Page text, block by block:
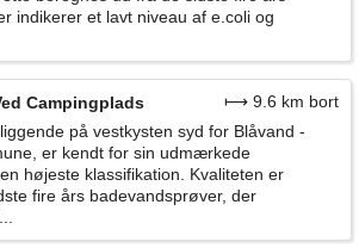
indikerer et lavt niveau af e.coli og
Campingplads
⟼ 9.6 km bort
på vestkysten syd for Blåvand -
er kendt for sin udmærkede
højeste klassifikation. Kvaliteten er
fire års badevandsprøver, der